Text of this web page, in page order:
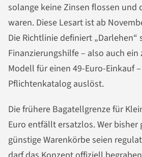
solange keine Zinsen flossen und
waren. Diese Lesart ist ab
Die Richtlinie definiert „Darlehen“
Finanzierungshilfe – also auch ein
Modell für einen 49-Euro-Einkauf
Pflichtenkatalog auslöst.
Die frühere Bagatellgrenze für
Euro entfällt ersatzlos. Wer bisher
günstige Warenkörbe seien